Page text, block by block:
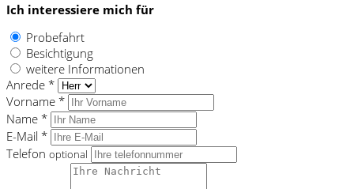
Ich interessiere mich für
Probefahrt
Besichtigung
weitere Informationen
Anrede *
Vorname *
Name *
E-Mail *
Telefon optional